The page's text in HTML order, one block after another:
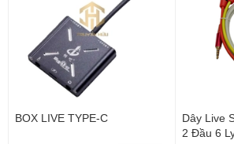
BOX LIVE TYPE-C
Dây Live
2 Đầu 6